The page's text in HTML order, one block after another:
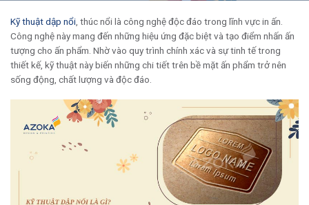
Kỹ thuật dập nổi, thúc nổi là công nghệ độc đáo trong lĩnh vực in ấn.
Công nghệ này mang đến những hiệu ứng đặc biệt và tạo điểm nhấn ấn
tượng cho ấn phẩm. Nhờ vào quy trình chính xác và sự tinh tế trong
thiết kế, kỹ thuật này biến những chi tiết trên bề mặt ấn phẩm trở nên
sống động, chất lượng và độc đáo.